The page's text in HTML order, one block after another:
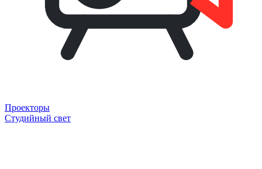
Проекторы
Студийный свет